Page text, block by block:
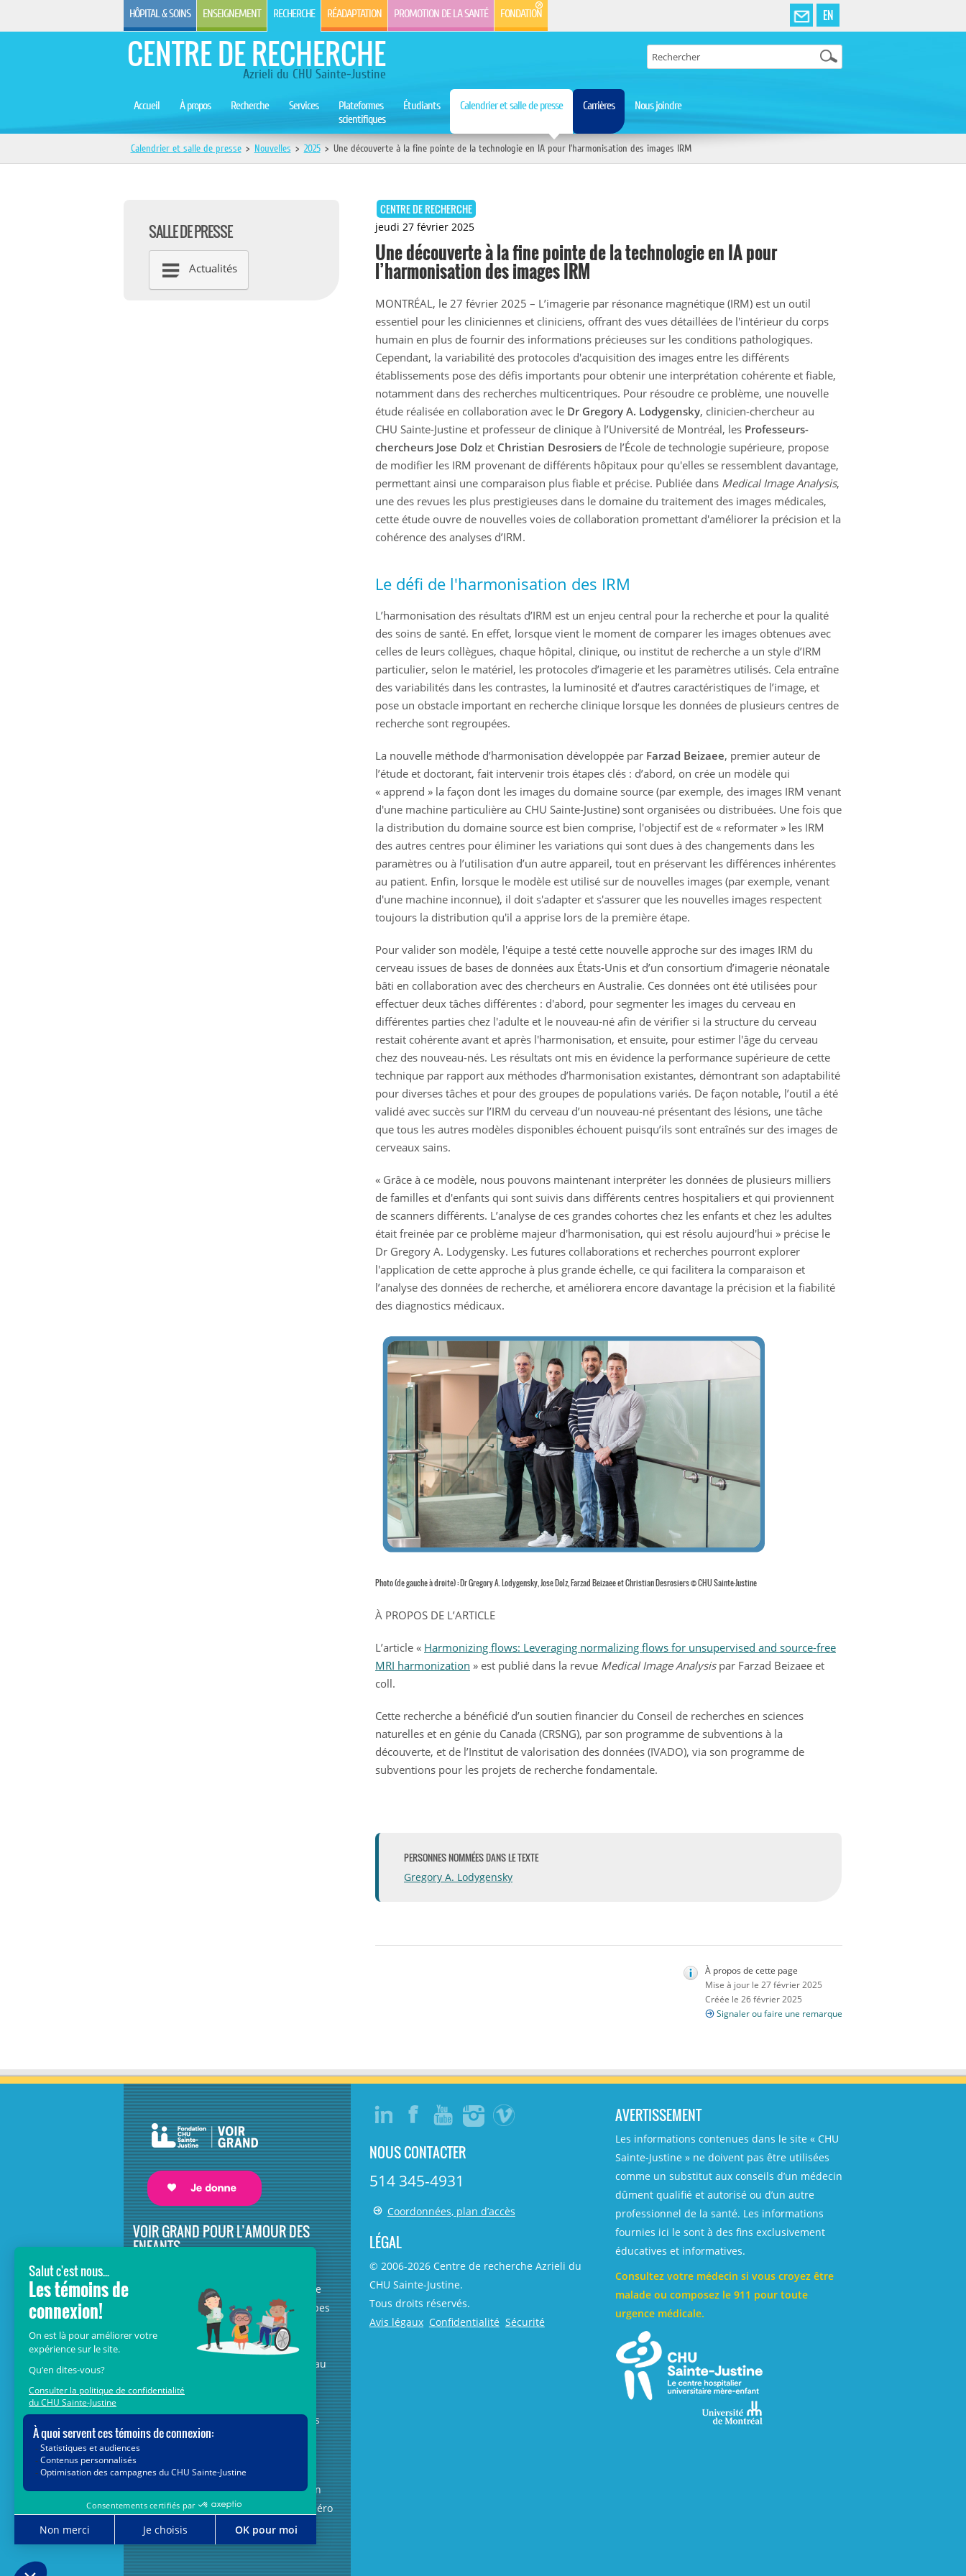
EN
HÔPITAL & SOINS ENSEIGNEMENT RECHERCHE RÉADAPTATION PROMOTION DE LA SANTÉ FONDATION
CENTRE DE RECHERCHE
Azrieli du CHU Sainte-Justine
Accueil À propos Recherche Services
Plateformes
scientifiques
Étudiants Calendrier et salle de presse Carrières Nous joindre
Calendrier et salle de presse > Nouvelles > 2025 > Une découverte à la fine pointe de la technologie en IA pour l’harmonisation des images IRM
SALLE DE PRESSE
Actualités
CENTRE DE RECHERCHE
jeudi 27 février 2025
Une découverte à la fine pointe de la technologie en IA pour
l’harmonisation des images IRM
MONTRÉAL, le 27 février 2025 – L’imagerie par résonance magnétique (IRM) est un outil
essentiel pour les cliniciennes et cliniciens, offrant des vues détaillées de l'intérieur du corps
humain en plus de fournir des informations précieuses sur les conditions pathologiques.
Cependant, la variabilité des protocoles d'acquisition des images entre les différents
établissements pose des défis importants pour obtenir une interprétation cohérente et fiable,
notamment dans des recherches multicentriques. Pour résoudre ce problème, une nouvelle
étude réalisée en collaboration avec le Dr Gregory A. Lodygensky, clinicien-chercheur au
CHU Sainte-Justine et professeur de clinique à l’Université de Montréal, les Professeurs-
chercheurs Jose Dolz et Christian Desrosiers de l’École de technologie supérieure, propose
de modifier les IRM provenant de différents hôpitaux pour qu'elles se ressemblent davantage,
permettant ainsi une comparaison plus fiable et précise. Publiée dans Medical Image Analysis,
une des revues les plus prestigieuses dans le domaine du traitement des images médicales,
cette étude ouvre de nouvelles voies de collaboration promettant d'améliorer la précision et la
cohérence des analyses d’IRM.
Le défi de l'harmonisation des IRM
L’harmonisation des résultats d’IRM est un enjeu central pour la recherche et pour la qualité
des soins de santé. En effet, lorsque vient le moment de comparer les images obtenues avec
celles de leurs collègues, chaque hôpital, clinique, ou institut de recherche a un style d’IRM
particulier, selon le matériel, les protocoles d’imagerie et les paramètres utilisés. Cela entraîne
des variabilités dans les contrastes, la luminosité et d’autres caractéristiques de l’image, et
pose un obstacle important en recherche clinique lorsque les données de plusieurs centres de
recherche sont regroupées.
La nouvelle méthode d’harmonisation développée par Farzad Beizaee, premier auteur de
l’étude et doctorant, fait intervenir trois étapes clés : d’abord, on crée un modèle qui
« apprend » la façon dont les images du domaine source (par exemple, des images IRM venant
d'une machine particulière au CHU Sainte-Justine) sont organisées ou distribuées. Une fois que
la distribution du domaine source est bien comprise, l'objectif est de « reformater » les IRM
des autres centres pour éliminer les variations qui sont dues à des changements dans les
paramètres ou à l’utilisation d’un autre appareil, tout en préservant les différences inhérentes
au patient. Enfin, lorsque le modèle est utilisé sur de nouvelles images (par exemple, venant
d'une machine inconnue), il doit s'adapter et s'assurer que les nouvelles images respectent
toujours la distribution qu'il a apprise lors de la première étape.
Pour valider son modèle, l'équipe a testé cette nouvelle approche sur des images IRM du
cerveau issues de bases de données aux États-Unis et d’un consortium d’imagerie néonatale
bâti en collaboration avec des chercheurs en Australie. Ces données ont été utilisées pour
effectuer deux tâches différentes : d'abord, pour segmenter les images du cerveau en
différentes parties chez l'adulte et le nouveau-né afin de vérifier si la structure du cerveau
restait cohérente avant et après l'harmonisation, et ensuite, pour estimer l'âge du cerveau
chez des nouveau-nés. Les résultats ont mis en évidence la performance supérieure de cette
technique par rapport aux méthodes d’harmonisation existantes, démontrant son adaptabilité
pour diverses tâches et pour des groupes de populations variés. De façon notable, l’outil a été
validé avec succès sur l’IRM du cerveau d’un nouveau-né présentant des lésions, une tâche
que tous les autres modèles disponibles échouent puisqu’ils sont entraînés sur des images de
cerveaux sains.
« Grâce à ce modèle, nous pouvons maintenant interpréter les données de plusieurs milliers
de familles et d'enfants qui sont suivis dans différents centres hospitaliers et qui proviennent
de scanners différents. L’analyse de ces grandes cohortes chez les enfants et chez les adultes
était freinée par ce problème majeur d'harmonisation, qui est résolu aujourd'hui » précise le
Dr Gregory A. Lodygensky. Les futures collaborations et recherches pourront explorer
l'application de cette approche à plus grande échelle, ce qui facilitera la comparaison et
l’analyse des données de recherche, et améliorera encore davantage la précision et la fiabilité
des diagnostics médicaux.
Photo (de gauche à droite) : Dr Gregory A. Lodygensky, Jose Dolz, Farzad Beizaee et Christian Desrosiers © CHU Sainte-Justine
À PROPOS DE L’ARTICLE
L’article « Harmonizing flows: Leveraging normalizing flows for unsupervised and source-free
MRI harmonization » est publié dans la revue Medical Image Analysispar Farzad Beizaee et
coll.
Cette recherche a bénéficié d’un soutien financier du Conseil de recherches en sciences
naturelles et en génie du Canada (CRSNG), par son programme de subventions à la
découverte, et de l’Institut de valorisation des données (IVADO), via son programme de
subventions pour les projets de recherche fondamentale.
PERSONNES NOMMÉES DANS LE TEXTE
Gregory A. Lodygensky
À propos de cette page
Mise à jour le 27 février 2025
Créée le 26 février 2025
Signaler ou faire une remarque
VOIR GRAND POUR L’AMOUR DES
ENFANTS
vous au cœur de la campagne majeure
Voir Grand, nous conduisons les équipes
soignantes vers les opportunités de la
science et des nouvelles technologies
pour que chaque enfant, où qu’il soit au
Justine. Ensemble, unissons nos forces
pour leur avenir.
Merci de voir grand avec nous.
Vous pouvez également faire votre don
par la poste ou par téléphone au numéro
sans frais1-888-235-DONS (3667)
NOUS CONTACTER
514 345-4931
Coordonnées, plan d’accès
LÉGAL
© 2006-2026Centre de recherche Azrieli du
CHU Sainte-Justine.
Tous droits réservés.
Avis légaux Confidentialité Sécurité
AVERTISSEMENT
Les informations contenues dans le site « CHU
Sainte-Justine » ne doivent pas être utilisées
comme un substitut aux conseils d’un médecin
dûment qualifié et autorisé ou d’un autre
professionnel de la santé. Les informations
fournies ici le sont à des fins exclusivement
éducatives et informatives.
Consultez votre médecin si vous croyez être
malade ou composez le 911 pour toute
urgence médicale.